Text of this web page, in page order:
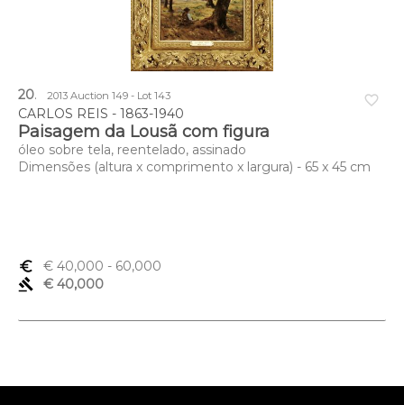
favorite_border
20. 2013 Auction 149 - Lot 143
CARLOS REIS - 1863-1940
Paisagem da Lousã com figura
óleo sobre tela, reentelado, assinado
Dimensões (altura x comprimento x largura) - 65 x 45 cm
euro_symbol € 40,000 - 60,000
gavel
€ 40,000